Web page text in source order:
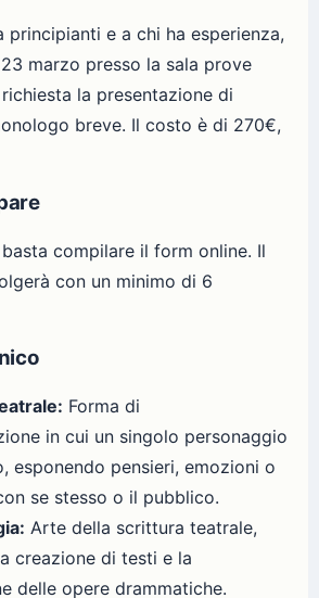
principianti e a chi ha esperienza,
marzo presso la sala prove
richiesta la presentazione di
breve. Il costo è di 270€,
compilare il form online. Il
con un minimo di 6
Forma di
in cui un singolo personaggio
esponendo pensieri, emozioni o
se stesso o il pubblico.
Arte della scrittura teatrale,
creazione di testi e la
delle opere drammatiche.